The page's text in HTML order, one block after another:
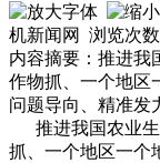
机新闻网 浏览次数
内容摘要：推进我
作物抓、一个地区
问题导向、精准发
推进我国农业
抓、一个地区一个